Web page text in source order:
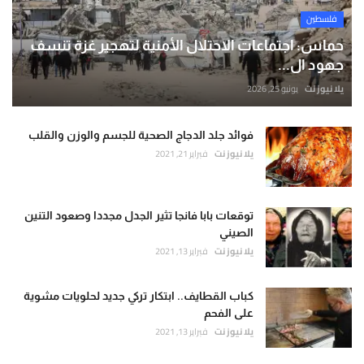
فلسطين
حماس: اجتماعات الاحتلال الأمنية لتهجير غزة تنسف
جهود ال...
يلا نيوز نت يونيو 25, 2026
فوائد جلد الدجاج الصحية للجسم والوزن والقلب
يلا نيوز نت فبراير 21, 2021
توقعات بابا فانجا تثير الجدل مجددا وصعود التنين
الصيني
يلا نيوز نت فبراير 13, 2021
كباب القطايف.. ابتكار تركي جديد لحلويات مشوية
على الفحم
يلا نيوز نت فبراير 13, 2021